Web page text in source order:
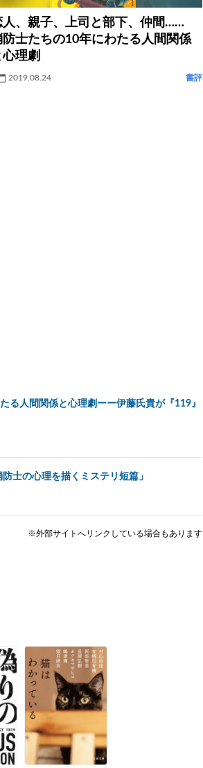
人、親子、上司と部下、仲間……
防士たちの10年にわたる人間関係
心理劇
2019.08.24 書評
人間関係と心理劇ーー伊藤氏貴が『119』
士の心理を描くミステリ短篇」
※外部サイトへリンクしている場合もあります